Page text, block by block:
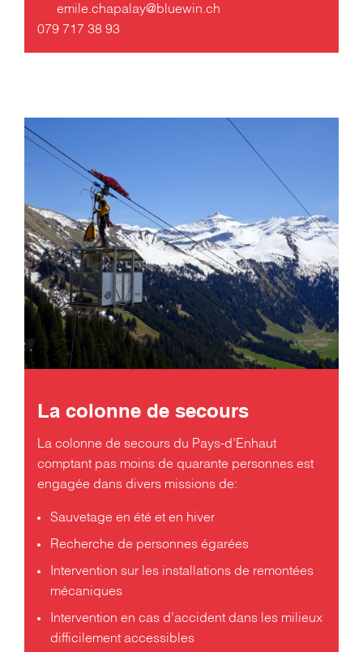
emile.chapalay@bluewin.ch
079 717 38 93
La colonne de secours
La colonne de secours du Pays-d’Enhaut
comptant pas moins de quarante personnes est
engagée dans divers missions de:
Sauvetage en été et en hiver
Recherche de personnes égarées
Intervention sur les installations de remontées
mécaniques
Intervention en cas d’accident dans les milieux
difficilement accessibles